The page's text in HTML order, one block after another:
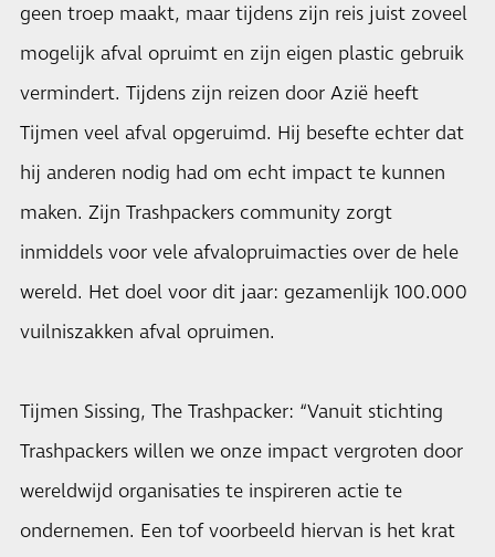
geen troep maakt, maar tijdens zijn reis juist zoveel
mogelijk afval opruimt en zijn eigen plastic gebruik
vermindert. Tijdens zijn reizen door Azië heeft
Tijmen veel afval opgeruimd. Hij besefte echter dat
hij anderen nodig had om echt impact te kunnen
maken. Zijn Trashpackers community zorgt
inmiddels voor vele afvalopruimacties over de hele
wereld. Het doel voor dit jaar: gezamenlijk 100.000
vuilniszakken afval opruimen.
Tijmen Sissing, The Trashpacker: “Vanuit stichting
Trashpackers willen we onze impact vergroten door
wereldwijd organisaties te inspireren actie te
ondernemen. Een tof voorbeeld hiervan is het krat